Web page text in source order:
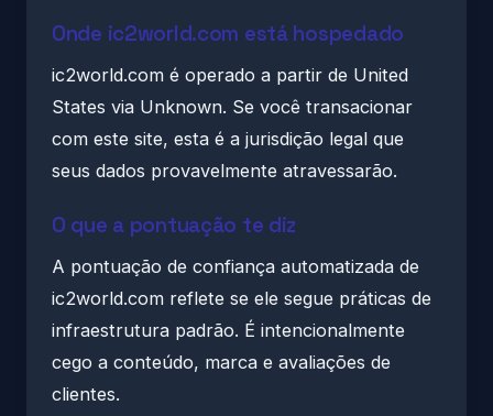
Onde ic2world.com está hospedado
ic2world.com é operado a partir de United
States via Unknown. Se você transacionar
com este site, esta é a jurisdição legal que
seus dados provavelmente atravessarão.
O que a pontuação te diz
A pontuação de confiança automatizada de
ic2world.com reflete se ele segue práticas de
infraestrutura padrão. É intencionalmente
cego a conteúdo, marca e avaliações de
clientes.